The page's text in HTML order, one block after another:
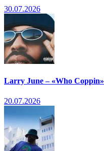
30.07.2026
Larry June – «Who Coppin»
20.07.2026